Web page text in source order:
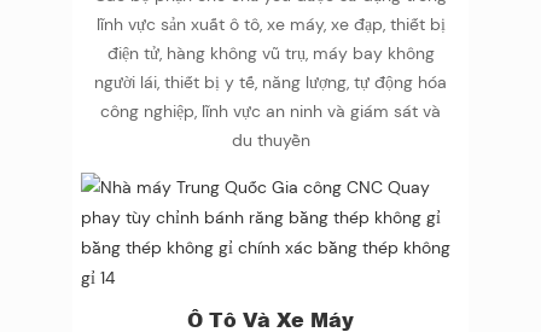
lĩnh vực sản xuất ô tô, xe máy, xe đạp, thiết bị
điện tử, hàng không vũ trụ, máy bay không
người lái, thiết bị y tế, năng lượng, tự động hóa
công nghiệp, lĩnh vực an ninh và giám sát và
du thuyền
Ô Tô Và Xe Máy